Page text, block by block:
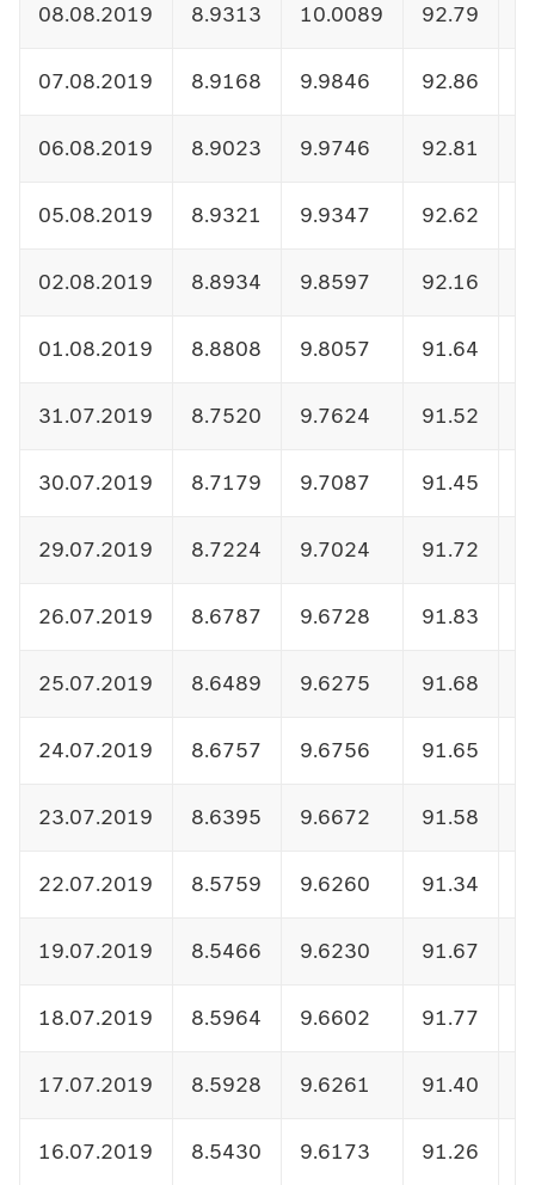
08.08.2019 8.9313 10.0089 92.79
07.08.2019 8.9168 9.9846 92.86
06.08.2019 8.9023 9.9746 92.81
05.08.2019 8.9321 9.9347 92.62
02.08.2019 8.8934 9.8597 92.16
01.08.2019 8.8808 9.8057 91.64
31.07.2019 8.7520 9.7624 91.52
30.07.2019 8.7179 9.7087 91.45
29.07.2019 8.7224 9.7024 91.72
26.07.2019 8.6787 9.6728 91.83
25.07.2019 8.6489 9.6275 91.68
24.07.2019 8.6757 9.6756 91.65
23.07.2019 8.6395 9.6672 91.58
22.07.2019 8.5759 9.6260 91.34
19.07.2019 8.5466 9.6230 91.67
18.07.2019 8.5964 9.6602 91.77
17.07.2019 8.5928 9.6261 91.40
16.07.2019 8.5430 9.6173 91.26